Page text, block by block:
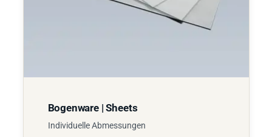
Bogenware | Sheets
Individuelle Abmessungen